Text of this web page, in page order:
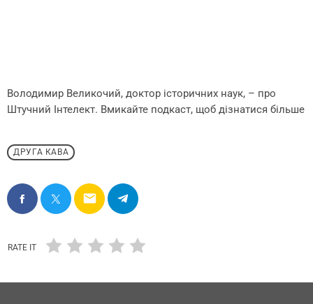
Володимир Великочий, доктор історичних наук, – про
Штучний Інтелект. Вмикайте подкаст, щоб дізнатися більше
ДРУГА КАВА
email
RATE IT